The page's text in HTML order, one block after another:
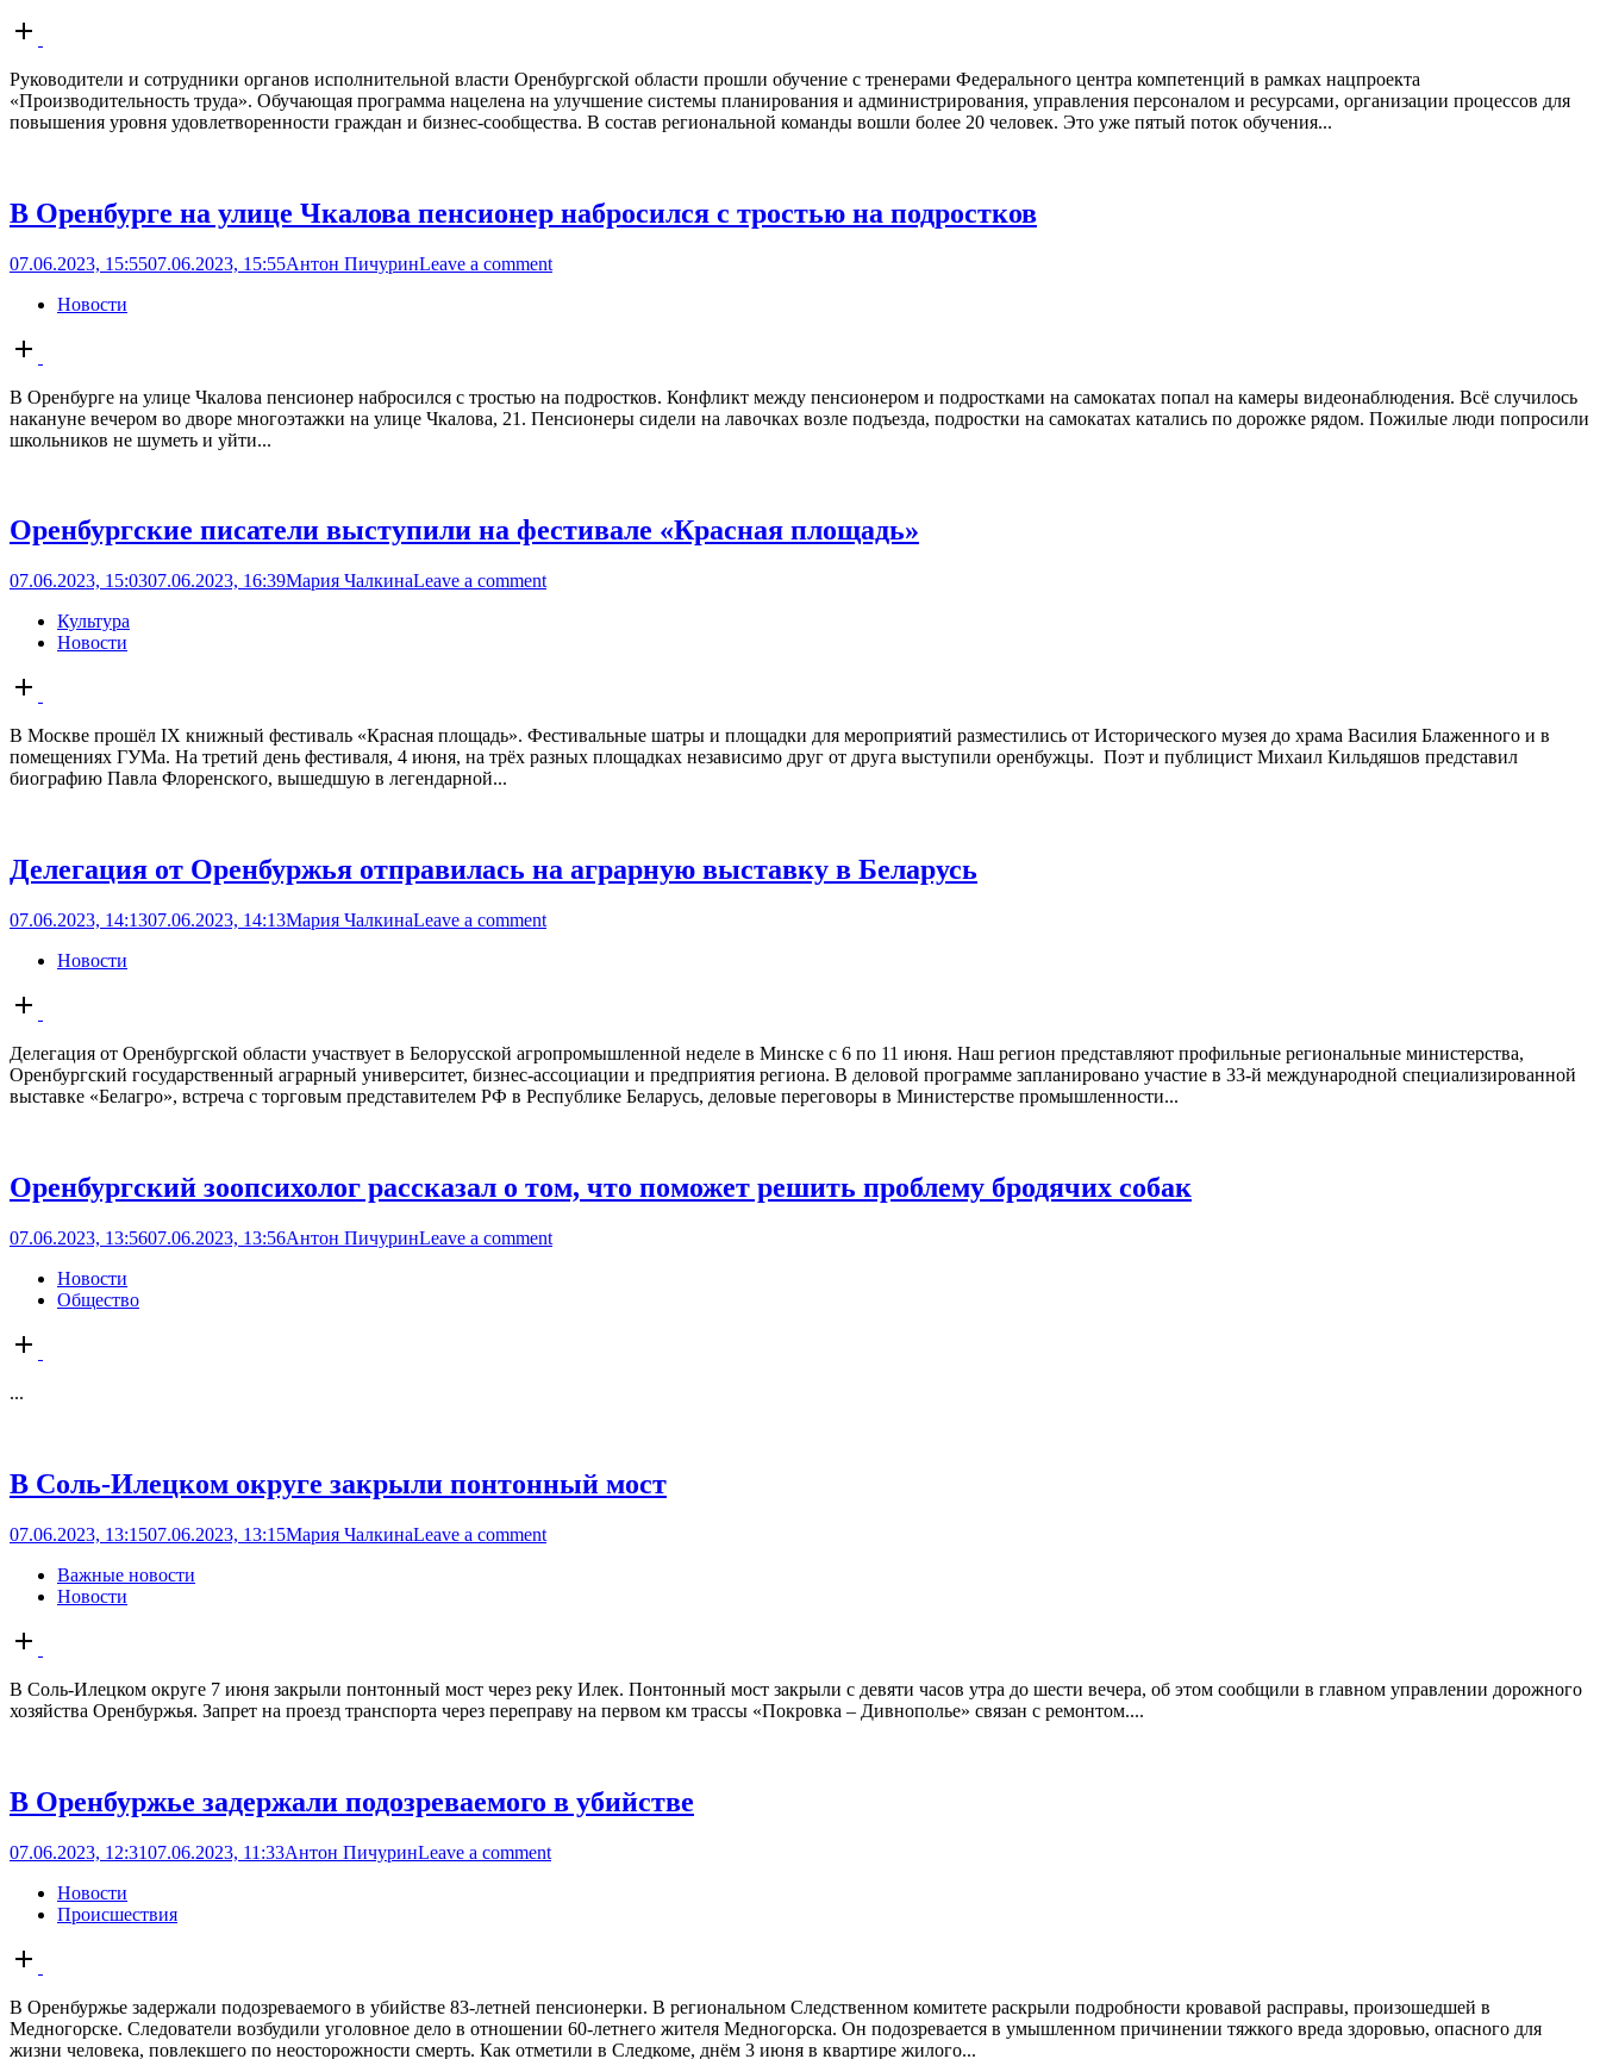
Open
post
Руководители и сотрудники органов исполнительной власти Оренбургской области прошли обучение с тренерами Федерального центра компетенций в рамках нацпроекта
«Производительность труда». Обучающая программа нацелена на улучшение системы планирования и администрирования, управления персоналом и ресурсами, организации процессов для
повышения уровня удовлетворенности граждан и бизнес-сообщества. В состав региональной команды вошли более 20 человек. Это уже пятый поток обучения...
В Оренбурге на улице Чкалова пенсионер набросился с тростью на подростков
07.06.2023, 15:5507.06.2023, 15:55Антон ПичуринLeave a comment
Новости
Open
post
В Оренбурге на улице Чкалова пенсионер набросился с тростью на подростков. Конфликт между пенсионером и подростками на самокатах попал на камеры видеонаблюдения. Всё случилось
накануне вечером во дворе многоэтажки на улице Чкалова, 21. Пенсионеры сидели на лавочках возле подъезда, подростки на самокатах катались по дорожке рядом. Пожилые люди попросили
школьников не шуметь и уйти...
Оренбургские писатели выступили на фестивале «Красная площадь»
07.06.2023, 15:0307.06.2023, 16:39Мария ЧалкинаLeave a comment
Культура
Новости
Open
post
В Москве прошёл IX книжный фестиваль «Красная площадь». Фестивальные шатры и площадки для мероприятий разместились от Исторического музея до храма Василия Блаженного и в
помещениях ГУМа. На третий день фестиваля, 4 июня, на трёх разных площадках независимо друг от друга выступили оренбужцы. Поэт и публицист Михаил Кильдяшов представил
биографию Павла Флоренского, вышедшую в легендарной...
Делегация от Оренбуржья отправилась на аграрную выставку в Беларусь
07.06.2023, 14:1307.06.2023, 14:13Мария ЧалкинаLeave a comment
Новости
Open
post
Делегация от Оренбургской области участвует в Белорусской агропромышленной неделе в Минске с 6 по 11 июня. Наш регион представляют профильные региональные министерства,
Оренбургский государственный аграрный университет, бизнес-ассоциации и предприятия региона. В деловой программе запланировано участие в 33-й международной специализированной
выставке «Белагро», встреча с торговым представителем РФ в Республике Беларусь, деловые переговоры в Министерстве промышленности...
Оренбургский зоопсихолог рассказал о том, что поможет решить проблему бродячих собак
07.06.2023, 13:5607.06.2023, 13:56Антон ПичуринLeave a comment
Новости
Общество
Open
post
...
В Соль-Илецком округе закрыли понтонный мост
07.06.2023, 13:1507.06.2023, 13:15Мария ЧалкинаLeave a comment
Важные новости
Новости
Open
post
В Соль-Илецком округе 7 июня закрыли понтонный мост через реку Илек. Понтонный мост закрыли с девяти часов утра до шести вечера, об этом сообщили в главном управлении дорожного
хозяйства Оренбуржья. Запрет на проезд транспорта через переправу на первом км трассы «Покровка – Дивнополье» связан с ремонтом....
В Оренбуржье задержали подозреваемого в убийстве
07.06.2023, 12:3107.06.2023, 11:33Антон ПичуринLeave a comment
Новости
Происшествия
Open
post
В Оренбуржье задержали подозреваемого в убийстве 83-летней пенсионерки. В региональном Следственном комитете раскрыли подробности кровавой расправы, произошедшей в
Медногорске. Следователи возбудили уголовное дело в отношении 60-летнего жителя Медногорска. Он подозревается в умышленном причинении тяжкого вреда здоровью, опасного для
жизни человека, повлекшего по неосторожности смерть. Как отметили в Следкоме, днём 3 июня в квартире жилого...